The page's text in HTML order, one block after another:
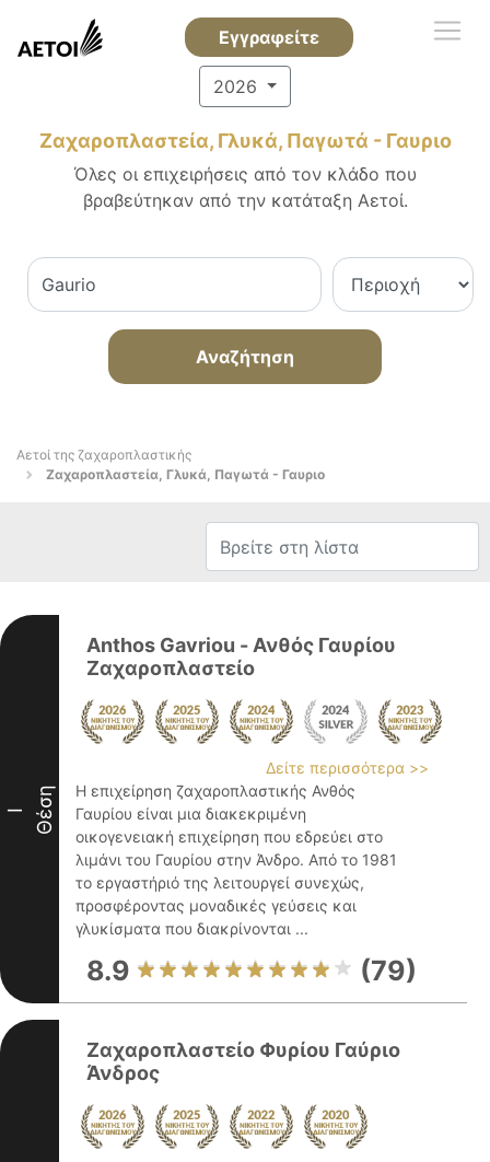
Εγγραφείτε
2026
Ζαχαροπλαστεία, Γλυκά, Παγωτά - Γαυριο
Όλες οι επιχειρήσεις από τον κλάδο που
βραβεύτηκαν από την κατάταξη Αετοί.
Αναζήτηση
Αετοί της ζαχαροπλαστικής
Ζαχαροπλαστεία, Γλυκά, Παγωτά - Γαυριο
I Θέση
Anthos Gavriou - Ανθός Γαυρίου
Ζαχαροπλαστείο
Δείτε περισσότερα >>
Η επιχείρηση ζαχαροπλαστικής Ανθός
Γαυρίου είναι μια διακεκριμένη
οικογενειακή επιχείρηση που εδρεύει στο
λιμάνι του Γαυρίου στην Άνδρο. Από το 1981
το εργαστήριό της λειτουργεί συνεχώς,
προσφέροντας μοναδικές γεύσεις και
γλυκίσματα που διακρίνονται ...
8.9 (79)
Ζαχαροπλαστείο Φυρίου Γαύριο
Άνδρος